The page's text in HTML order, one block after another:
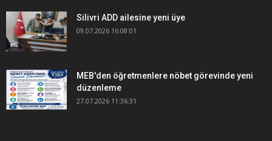
Silivri ADD ailesine yeni üye
09.07.2026 16:08:01
MEB'den öğretmenlere nöbet görevinde yeni
düzenleme
27.07.2026 11:36:31